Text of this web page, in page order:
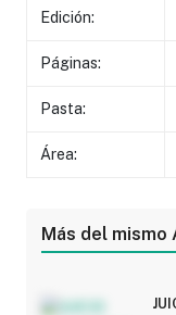
Edición:
Páginas:
Pasta:
Área:
Más del mismo